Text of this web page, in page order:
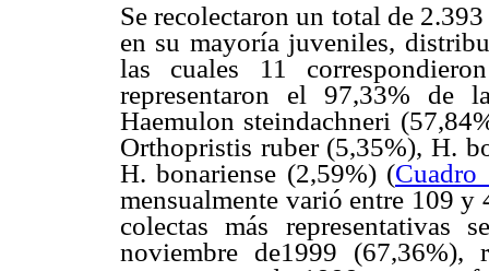
Se recolectaron un total de
en su mayoría juveniles,
las cuales 11
representaron el 97,33% de
Haemulon steindachneri
Orthopristis ruber (5,35%), H.
H. bonariense (2,59%) (Cuadro
mensualmente varió entre 109
colectas más
noviembre de1999 (67,36%),